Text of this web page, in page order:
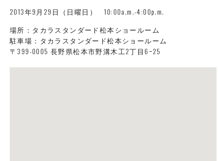
2013年9月29日（日曜日） 10:00a.m.-4:00p.m.
場所：タカラスタンダード松本ショールーム
駐車場：タカラスタンダード松本ショールーム
〒399-0005 長野県松本市野溝木工2丁目6ｰ25